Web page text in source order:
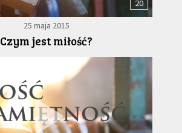
20
25 maja 2015
Czym jest miłość?